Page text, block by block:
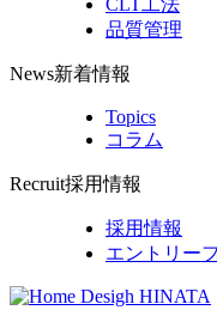
CLT工法
品質管理
News新着情報
Topics
コラム
Recruit採用情報
採用情報
エントリー